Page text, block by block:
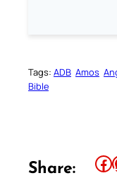
Tags: ADB Amos
Bible
Share: Share this article on Facebook Share